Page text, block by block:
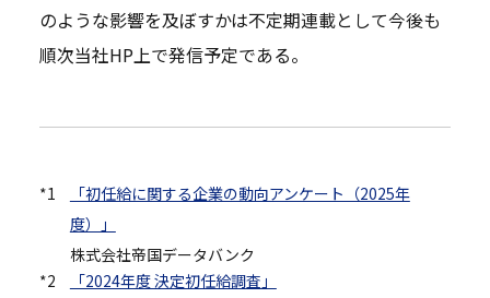
のような影響を及ぼすかは不定期連載として今後も
順次当社HP上で発信予定である。
*1
「初任給に関する企業の動向アンケート（2025年
度）」
株式会社帝国データバンク
*2
「2024年度 決定初任給調査」